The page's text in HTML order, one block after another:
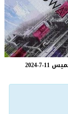
2024